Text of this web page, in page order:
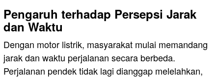
Pengaruh terhadap Persepsi Jarak
dan Waktu
Dengan motor listrik, masyarakat mulai memandang
jarak dan waktu perjalanan secara berbeda.
Perjalanan pendek tidak lagi dianggap melelahkan,